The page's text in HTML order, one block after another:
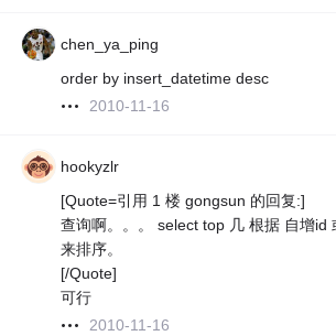
chen_ya_ping
order by insert_datetime desc
2010-11-16
hookyzlr
[Quote=引用 1 楼 gongsun 的回复:]
查询啊。。。 select top 几 根据 自增id
来排序。
[/Quote]
可行
2010-11-16